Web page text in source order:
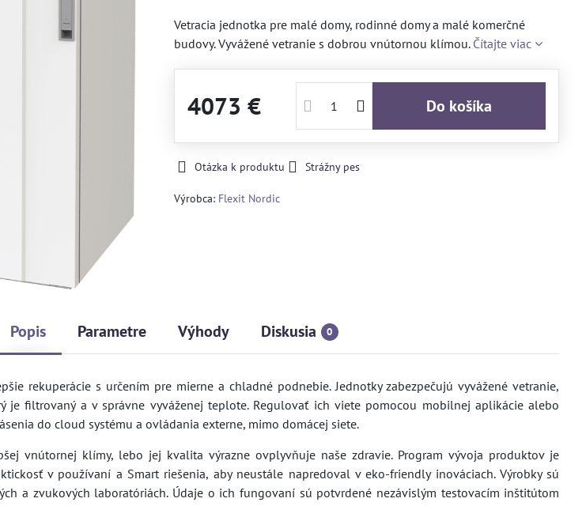
Vetracia jednotka pre malé domy, rodinné domy a malé komerčné
budovy. Vyvážené vetranie s dobrou vnútornou klímou. Čítajte viac
4073 € Do košíka
Otázka k produktu Strážny pes
Výrobca: Flexit Nordic
Popis Parametre Výhody Diskusia 0
rekuperácie s určením pre mierne a chladné podnebie. Jednotky zabezpečujú vyvážené vetranie,
je filtrovaný a v správne vyváženej teplote. Regulovať ich viete pomocou mobilnej aplikácie alebo
do cloud systému a ovládania externe, mimo domácej siete.
vnútornej klímy, lebo jej kvalita výrazne ovplyvňuje naše zdravie. Program vývoja produktov je
v používaní a Smart riešenia, aby neustále napredoval v eko-friendly inováciach. Výrobky sú
a zvukových laboratóriách. Údaje o ich fungovaní sú potvrdené nezávislým testovacím inštitútom